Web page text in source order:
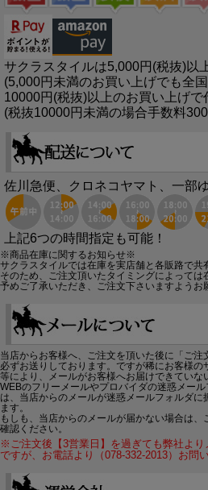
サクラスタイルは5,000円(税抜)以
(5,000円未満のお買い上げでも全
10000円(税抜)以上のお買い上げで
(税抜10000円未満の場合手数料
佐川急便、クロネコヤマト、一部
上記6つの時間指定も可能！
※商品在庫に関するお知らせ※
サクラスタイルでは在庫を実店舗と各販路で共
そのため、ご注文頂いたタイミングによっては
予めご了承いただき、ご注文下さいますようお
当店からお客様へ、ご注文を頂いた後に「ご
必ずお送りしております。ですが稀にお客様
等により、メールがお客様へお届けできていな
WEBのフリーメールやプロバイダの迷惑メー
は、当店からのメールが迷惑メールフォルダ
ます。
もしも、当店からのメールが届かない場合は
確認ください。
※ご注文後【3営業日】を過ぎても弊社よ
ですが、お電話より（078-332-2013）お問